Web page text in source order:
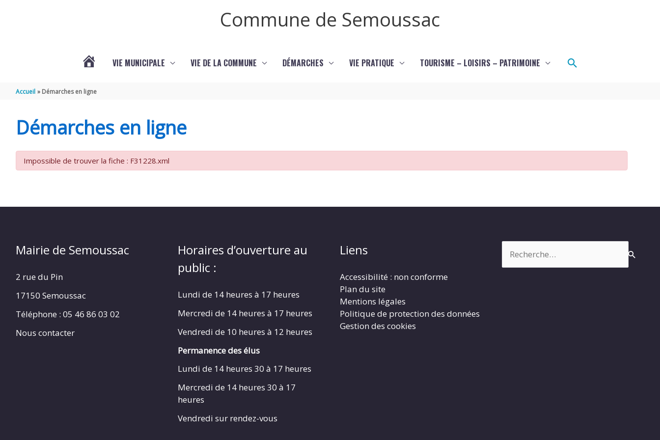
Commune de Semoussac
SEMOUSSAC
VIE MUNICIPALE VIE DE LA COMMUNE DÉMARCHES VIE PRATIQUE TOURISME – LOISIRS – PATRIMOINE Rechercher
Accueil Démarches en ligne
Démarches en ligne
Impossible de trouver la fiche : F31228.xml
Mairie de Semoussac
2 rue du Pin
17150 Semoussac
Téléphone : 05 46 86 03 02
Nous contacter
Horaires d’ouverture au
public :
Lundi de 14 heures à 17 heures
Mercredi de 14 heures à 17 heures
Vendredi de 10 heures à 12 heures
Permanence des élus
Lundi de 14 heures 30 à 17 heures
Mercredi de 14 heures 30 à 17
heures
Vendredi sur rendez-vous
Liens
Accessibilité : non conforme
Plan du site
Mentions légales
Politique de protection des données
Gestion des cookies